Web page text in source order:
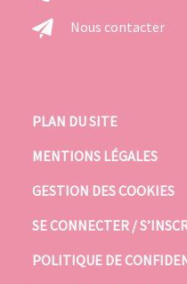
Nous contacter
PLAN DU SITE
MENTIONS LÉGALES
GESTION DES COOKIES
SE CONNECTER /
POLITIQUE DE